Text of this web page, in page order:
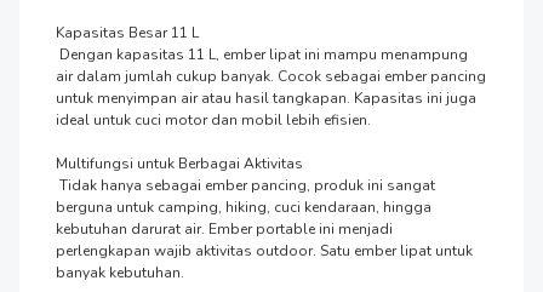
Kapasitas Besar 11 L
air dalam jumlah cukup banyak. Cocok sebagai ember pancing
untuk menyimpan air atau hasil tangkapan. Kapasitas ini juga
ideal untuk cuci motor dan mobil lebih efisien.
Multifungsi untuk Berbagai Aktivitas
berguna untuk camping, hiking, cuci kendaraan, hingga
kebutuhan darurat air. Ember portable ini menjadi
perlengkapan wajib aktivitas outdoor. Satu ember lipat untuk
banyak kebutuhan.